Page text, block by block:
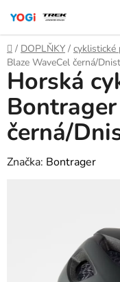
obsah
Domů
/ DOPLŇKY / cyklistické
Blaze WaveCel černá/
Horská
černá/
Značka: Bontrager